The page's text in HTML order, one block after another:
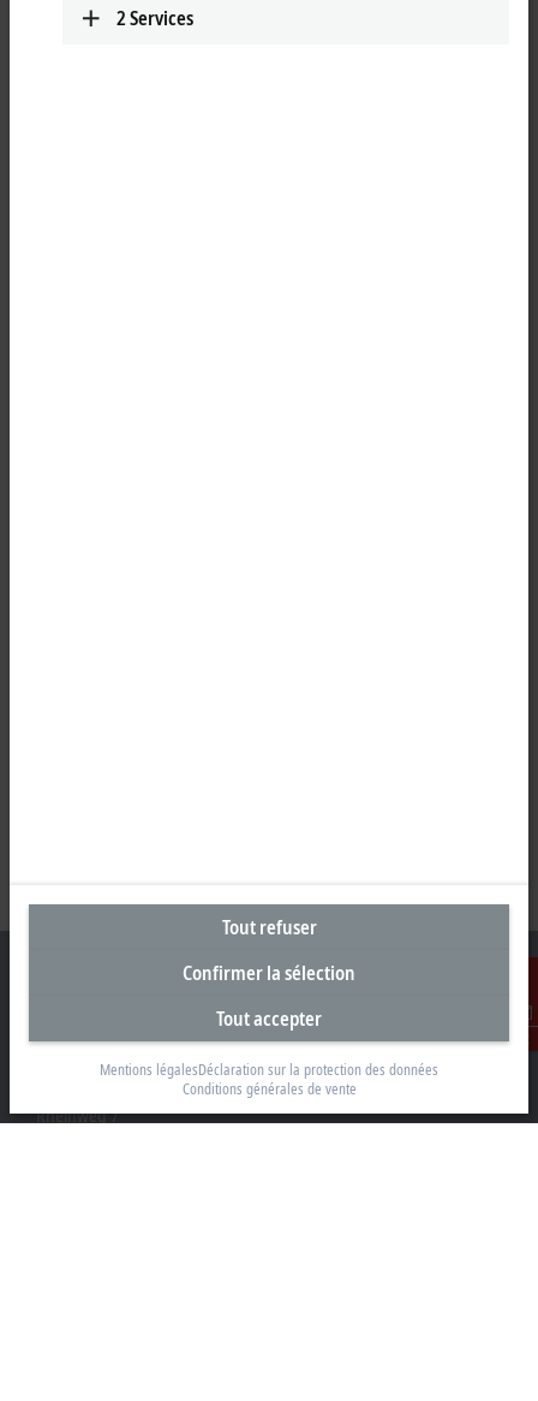
Contact
Siège social Suisse
Beckhoff Automation AG
Rheinweg 7
2Services
Tout refuser
Confirmer la sélection
Tout accepter
Mentions légalesDéclaration sur la protection des données
Conditions générales de vente